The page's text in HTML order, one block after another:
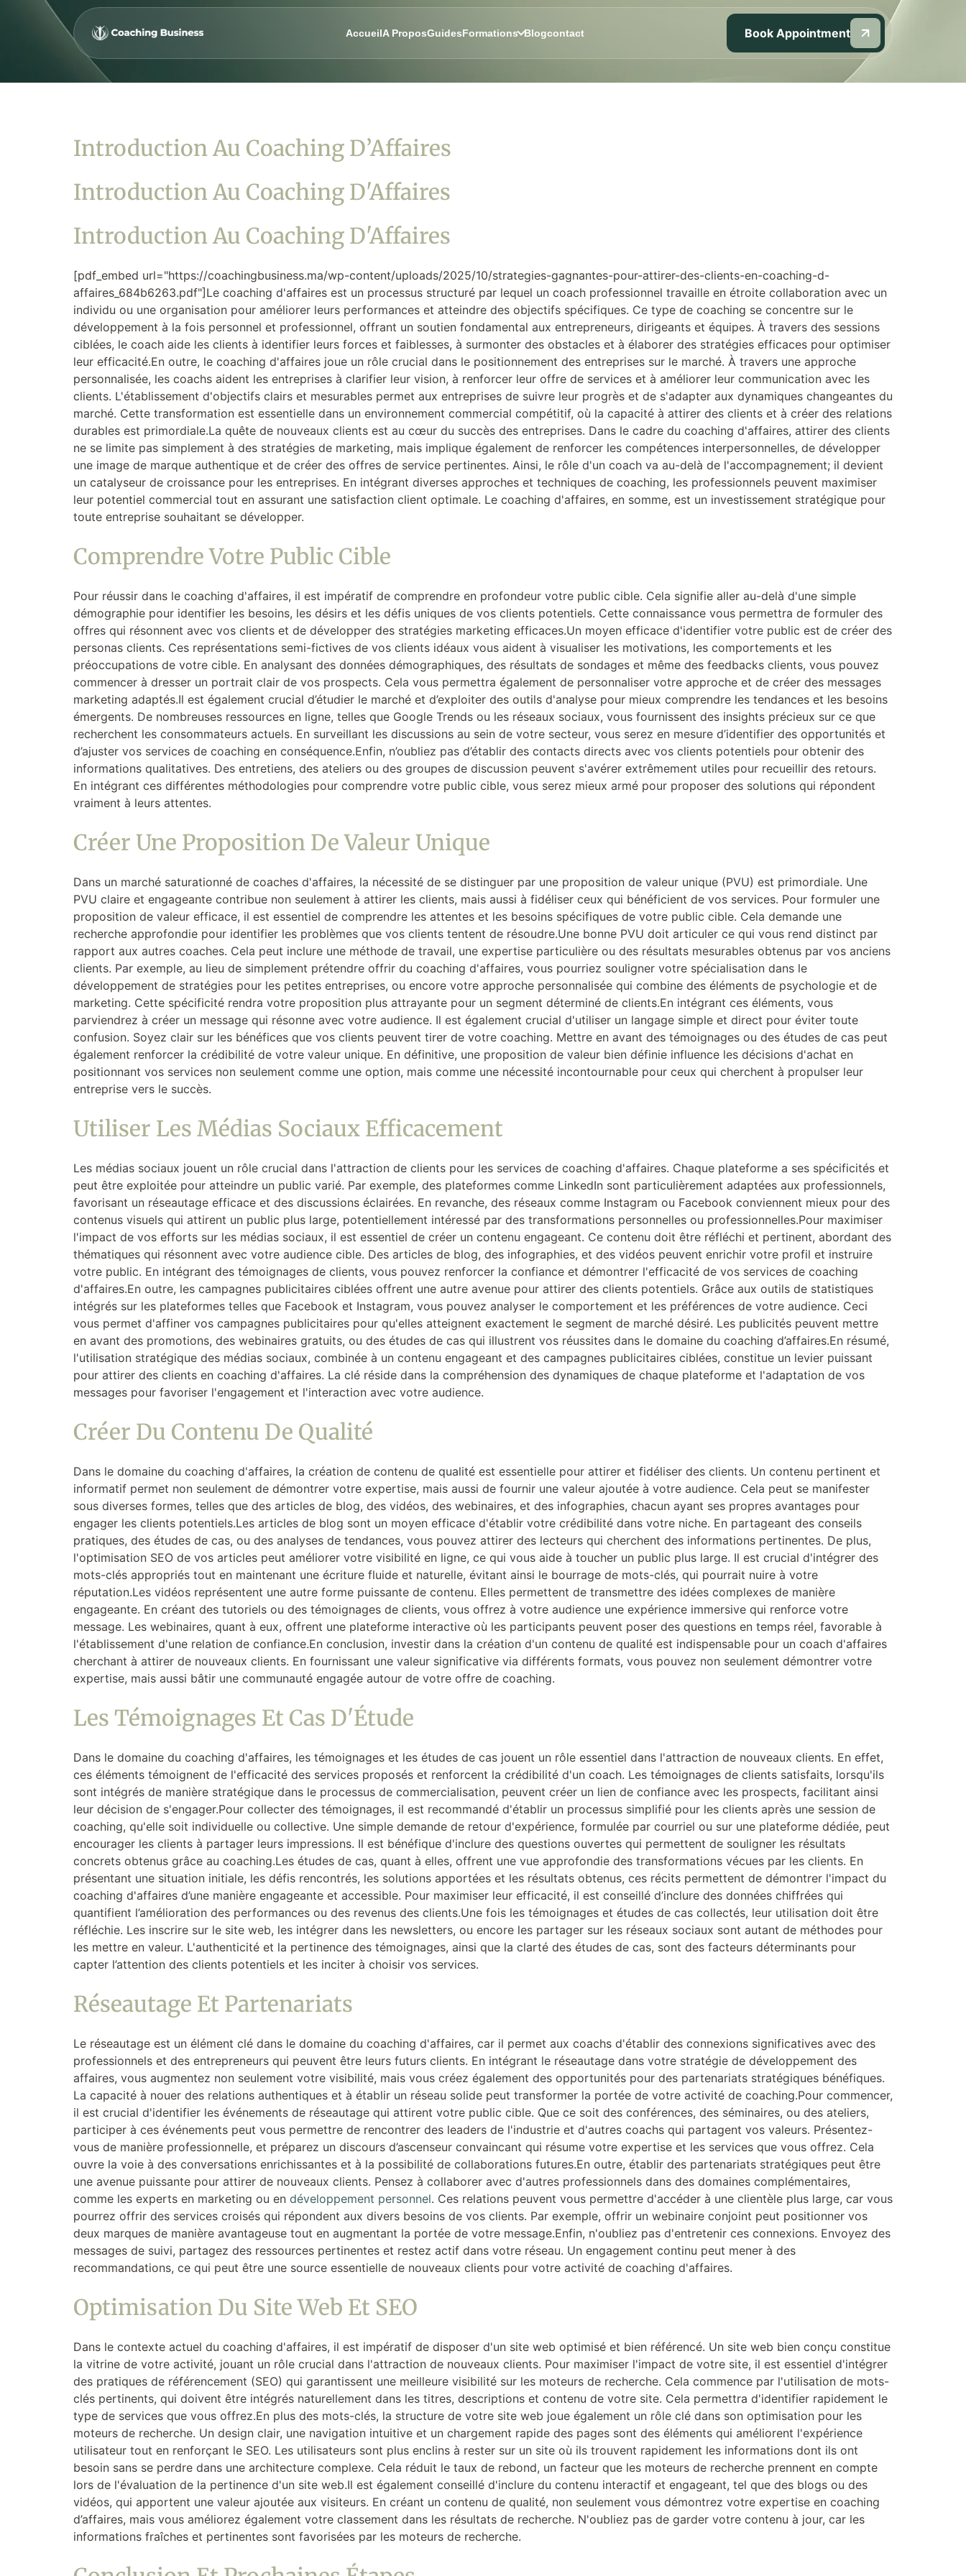
AccueilA ProposGuidesFormations Blogcontact Book Appointment
Introduction Au Coaching D’Affaires
Introduction Au Coaching D'Affaires
Introduction Au Coaching D'Affaires
[pdf_embed url="https://coachingbusiness.ma/wp-content/uploads/2025/10/strategies-gagnantes-pour-attirer-des-clients-en-coaching-d-
affaires_684b6263.pdf"]Le coaching d'affaires est un processus structuré par lequel un coach professionnel travaille en étroite collaboration avec un
individu ou une organisation pour améliorer leurs performances et atteindre des objectifs spécifiques. Ce type de coaching se concentre sur le
développement à la fois personnel et professionnel, offrant un soutien fondamental aux entrepreneurs, dirigeants et équipes. À travers des sessions
ciblées, le coach aide les clients à identifier leurs forces et faiblesses, à surmonter des obstacles et à élaborer des stratégies efficaces pour optimiser
leur efficacité.En outre, le coaching d'affaires joue un rôle crucial dans le positionnement des entreprises sur le marché. À travers une approche
personnalisée, les coachs aident les entreprises à clarifier leur vision, à renforcer leur offre de services et à améliorer leur communication avec les
clients. L'établissement d'objectifs clairs et mesurables permet aux entreprises de suivre leur progrès et de s'adapter aux dynamiques changeantes du
marché. Cette transformation est essentielle dans un environnement commercial compétitif, où la capacité à attirer des clients et à créer des relations
durables est primordiale.La quête de nouveaux clients est au cœur du succès des entreprises. Dans le cadre du coaching d'affaires, attirer des clients
ne se limite pas simplement à des stratégies de marketing, mais implique également de renforcer les compétences interpersonnelles, de développer
une image de marque authentique et de créer des offres de service pertinentes. Ainsi, le rôle d'un coach va au-delà de l'accompagnement; il devient
un catalyseur de croissance pour les entreprises. En intégrant diverses approches et techniques de coaching, les professionnels peuvent maximiser
leur potentiel commercial tout en assurant une satisfaction client optimale. Le coaching d'affaires, en somme, est un investissement stratégique pour
toute entreprise souhaitant se développer.
Comprendre Votre Public Cible
Pour réussir dans le coaching d'affaires, il est impératif de comprendre en profondeur votre public cible. Cela signifie aller au-delà d'une simple
démographie pour identifier les besoins, les désirs et les défis uniques de vos clients potentiels. Cette connaissance vous permettra de formuler des
offres qui résonnent avec vos clients et de développer des stratégies marketing efficaces.Un moyen efficace d'identifier votre public est de créer des
personas clients. Ces représentations semi-fictives de vos clients idéaux vous aident à visualiser les motivations, les comportements et les
préoccupations de votre cible. En analysant des données démographiques, des résultats de sondages et même des feedbacks clients, vous pouvez
commencer à dresser un portrait clair de vos prospects. Cela vous permettra également de personnaliser votre approche et de créer des messages
marketing adaptés.Il est également crucial d’étudier le marché et d’exploiter des outils d'analyse pour mieux comprendre les tendances et les besoins
émergents. De nombreuses ressources en ligne, telles que Google Trends ou les réseaux sociaux, vous fournissent des insights précieux sur ce que
recherchent les consommateurs actuels. En surveillant les discussions au sein de votre secteur, vous serez en mesure d’identifier des opportunités et
d’ajuster vos services de coaching en conséquence.Enfin, n’oubliez pas d’établir des contacts directs avec vos clients potentiels pour obtenir des
informations qualitatives. Des entretiens, des ateliers ou des groupes de discussion peuvent s'avérer extrêmement utiles pour recueillir des retours.
En intégrant ces différentes méthodologies pour comprendre votre public cible, vous serez mieux armé pour proposer des solutions qui répondent
vraiment à leurs attentes.
Créer Une Proposition De Valeur Unique
Dans un marché saturationné de coaches d'affaires, la nécessité de se distinguer par une proposition de valeur unique (PVU) est primordiale. Une
PVU claire et engageante contribue non seulement à attirer les clients, mais aussi à fidéliser ceux qui bénéficient de vos services. Pour formuler une
proposition de valeur efficace, il est essentiel de comprendre les attentes et les besoins spécifiques de votre public cible. Cela demande une
recherche approfondie pour identifier les problèmes que vos clients tentent de résoudre.Une bonne PVU doit articuler ce qui vous rend distinct par
rapport aux autres coaches. Cela peut inclure une méthode de travail, une expertise particulière ou des résultats mesurables obtenus par vos anciens
clients. Par exemple, au lieu de simplement prétendre offrir du coaching d'affaires, vous pourriez souligner votre spécialisation dans le
développement de stratégies pour les petites entreprises, ou encore votre approche personnalisée qui combine des éléments de psychologie et de
marketing. Cette spécificité rendra votre proposition plus attrayante pour un segment déterminé de clients.En intégrant ces éléments, vous
parviendrez à créer un message qui résonne avec votre audience. Il est également crucial d'utiliser un langage simple et direct pour éviter toute
confusion. Soyez clair sur les bénéfices que vos clients peuvent tirer de votre coaching. Mettre en avant des témoignages ou des études de cas peut
également renforcer la crédibilité de votre valeur unique. En définitive, une proposition de valeur bien définie influence les décisions d'achat en
positionnant vos services non seulement comme une option, mais comme une nécessité incontournable pour ceux qui cherchent à propulser leur
entreprise vers le succès.
Utiliser Les Médias Sociaux Efficacement
Les médias sociaux jouent un rôle crucial dans l'attraction de clients pour les services de coaching d'affaires. Chaque plateforme a ses spécificités et
peut être exploitée pour atteindre un public varié. Par exemple, des plateformes comme LinkedIn sont particulièrement adaptées aux professionnels,
favorisant un réseautage efficace et des discussions éclairées. En revanche, des réseaux comme Instagram ou Facebook conviennent mieux pour des
contenus visuels qui attirent un public plus large, potentiellement intéressé par des transformations personnelles ou professionnelles.Pour maximiser
l'impact de vos efforts sur les médias sociaux, il est essentiel de créer un contenu engageant. Ce contenu doit être réfléchi et pertinent, abordant des
thématiques qui résonnent avec votre audience cible. Des articles de blog, des infographies, et des vidéos peuvent enrichir votre profil et instruire
votre public. En intégrant des témoignages de clients, vous pouvez renforcer la confiance et démontrer l'efficacité de vos services de coaching
d'affaires.En outre, les campagnes publicitaires ciblées offrent une autre avenue pour attirer des clients potentiels. Grâce aux outils de statistiques
intégrés sur les plateformes telles que Facebook et Instagram, vous pouvez analyser le comportement et les préférences de votre audience. Ceci
vous permet d'affiner vos campagnes publicitaires pour qu'elles atteignent exactement le segment de marché désiré. Les publicités peuvent mettre
en avant des promotions, des webinaires gratuits, ou des études de cas qui illustrent vos réussites dans le domaine du coaching d’affaires.En résumé,
l'utilisation stratégique des médias sociaux, combinée à un contenu engageant et des campagnes publicitaires ciblées, constitue un levier puissant
pour attirer des clients en coaching d'affaires. La clé réside dans la compréhension des dynamiques de chaque plateforme et l'adaptation de vos
messages pour favoriser l'engagement et l'interaction avec votre audience.
Créer Du Contenu De Qualité
Dans le domaine du coaching d'affaires, la création de contenu de qualité est essentielle pour attirer et fidéliser des clients. Un contenu pertinent et
informatif permet non seulement de démontrer votre expertise, mais aussi de fournir une valeur ajoutée à votre audience. Cela peut se manifester
sous diverses formes, telles que des articles de blog, des vidéos, des webinaires, et des infographies, chacun ayant ses propres avantages pour
engager les clients potentiels.Les articles de blog sont un moyen efficace d'établir votre crédibilité dans votre niche. En partageant des conseils
pratiques, des études de cas, ou des analyses de tendances, vous pouvez attirer des lecteurs qui cherchent des informations pertinentes. De plus,
l'optimisation SEO de vos articles peut améliorer votre visibilité en ligne, ce qui vous aide à toucher un public plus large. Il est crucial d'intégrer des
mots-clés appropriés tout en maintenant une écriture fluide et naturelle, évitant ainsi le bourrage de mots-clés, qui pourrait nuire à votre
réputation.Les vidéos représentent une autre forme puissante de contenu. Elles permettent de transmettre des idées complexes de manière
engageante. En créant des tutoriels ou des témoignages de clients, vous offrez à votre audience une expérience immersive qui renforce votre
message. Les webinaires, quant à eux, offrent une plateforme interactive où les participants peuvent poser des questions en temps réel, favorable à
l'établissement d'une relation de confiance.En conclusion, investir dans la création d'un contenu de qualité est indispensable pour un coach d'affaires
cherchant à attirer de nouveaux clients. En fournissant une valeur significative via différents formats, vous pouvez non seulement démontrer votre
expertise, mais aussi bâtir une communauté engagée autour de votre offre de coaching.
Les Témoignages Et Cas D'Étude
Dans le domaine du coaching d'affaires, les témoignages et les études de cas jouent un rôle essentiel dans l'attraction de nouveaux clients. En effet,
ces éléments témoignent de l'efficacité des services proposés et renforcent la crédibilité d'un coach. Les témoignages de clients satisfaits, lorsqu'ils
sont intégrés de manière stratégique dans le processus de commercialisation, peuvent créer un lien de confiance avec les prospects, facilitant ainsi
leur décision de s'engager.Pour collecter des témoignages, il est recommandé d'établir un processus simplifié pour les clients après une session de
coaching, qu'elle soit individuelle ou collective. Une simple demande de retour d'expérience, formulée par courriel ou sur une plateforme dédiée, peut
encourager les clients à partager leurs impressions. Il est bénéfique d'inclure des questions ouvertes qui permettent de souligner les résultats
concrets obtenus grâce au coaching.Les études de cas, quant à elles, offrent une vue approfondie des transformations vécues par les clients. En
présentant une situation initiale, les défis rencontrés, les solutions apportées et les résultats obtenus, ces récits permettent de démontrer l'impact du
coaching d'affaires d’une manière engageante et accessible. Pour maximiser leur efficacité, il est conseillé d’inclure des données chiffrées qui
quantifient l’amélioration des performances ou des revenus des clients.Une fois les témoignages et études de cas collectés, leur utilisation doit être
réfléchie. Les inscrire sur le site web, les intégrer dans les newsletters, ou encore les partager sur les réseaux sociaux sont autant de méthodes pour
les mettre en valeur. L'authenticité et la pertinence des témoignages, ainsi que la clarté des études de cas, sont des facteurs déterminants pour
capter l’attention des clients potentiels et les inciter à choisir vos services.
Réseautage Et Partenariats
Le réseautage est un élément clé dans le domaine du coaching d'affaires, car il permet aux coachs d'établir des connexions significatives avec des
professionnels et des entrepreneurs qui peuvent être leurs futurs clients. En intégrant le réseautage dans votre stratégie de développement des
affaires, vous augmentez non seulement votre visibilité, mais vous créez également des opportunités pour des partenariats stratégiques bénéfiques.
La capacité à nouer des relations authentiques et à établir un réseau solide peut transformer la portée de votre activité de coaching.Pour commencer,
il est crucial d'identifier les événements de réseautage qui attirent votre public cible. Que ce soit des conférences, des séminaires, ou des ateliers,
participer à ces événements peut vous permettre de rencontrer des leaders de l'industrie et d'autres coachs qui partagent vos valeurs. Présentez-
vous de manière professionnelle, et préparez un discours d’ascenseur convaincant qui résume votre expertise et les services que vous offrez. Cela
ouvre la voie à des conversations enrichissantes et à la possibilité de collaborations futures.En outre, établir des partenariats stratégiques peut être
une avenue puissante pour attirer de nouveaux clients. Pensez à collaborer avec d'autres professionnels dans des domaines complémentaires,
comme les experts en marketing ou en développement personnel. Ces relations peuvent vous permettre d'accéder à une clientèle plus large, car vous
pourrez offrir des services croisés qui répondent aux divers besoins de vos clients. Par exemple, offrir un webinaire conjoint peut positionner vos
deux marques de manière avantageuse tout en augmentant la portée de votre message.Enfin, n'oubliez pas d'entretenir ces connexions. Envoyez des
messages de suivi, partagez des ressources pertinentes et restez actif dans votre réseau. Un engagement continu peut mener à des
recommandations, ce qui peut être une source essentielle de nouveaux clients pour votre activité de coaching d'affaires.
Optimisation Du Site Web Et SEO
Dans le contexte actuel du coaching d'affaires, il est impératif de disposer d'un site web optimisé et bien référencé. Un site web bien conçu constitue
la vitrine de votre activité, jouant un rôle crucial dans l'attraction de nouveaux clients. Pour maximiser l'impact de votre site, il est essentiel d'intégrer
des pratiques de référencement (SEO) qui garantissent une meilleure visibilité sur les moteurs de recherche. Cela commence par l'utilisation de mots-
clés pertinents, qui doivent être intégrés naturellement dans les titres, descriptions et contenu de votre site. Cela permettra d'identifier rapidement le
type de services que vous offrez.En plus des mots-clés, la structure de votre site web joue également un rôle clé dans son optimisation pour les
moteurs de recherche. Un design clair, une navigation intuitive et un chargement rapide des pages sont des éléments qui améliorent l'expérience
utilisateur tout en renforçant le SEO. Les utilisateurs sont plus enclins à rester sur un site où ils trouvent rapidement les informations dont ils ont
besoin sans se perdre dans une architecture complexe. Cela réduit le taux de rebond, un facteur que les moteurs de recherche prennent en compte
lors de l'évaluation de la pertinence d'un site web.Il est également conseillé d'inclure du contenu interactif et engageant, tel que des blogs ou des
vidéos, qui apportent une valeur ajoutée aux visiteurs. En créant un contenu de qualité, non seulement vous démontrez votre expertise en coaching
d’affaires, mais vous améliorez également votre classement dans les résultats de recherche. N'oubliez pas de garder votre contenu à jour, car les
informations fraîches et pertinentes sont favorisées par les moteurs de recherche.